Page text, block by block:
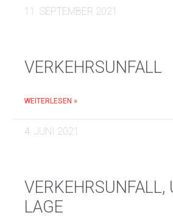
11. SEPTEMBER 2021
VERKEHRSUNFALL
WEITERLESEN »
4. JUNI 2021
VERKEHRSUNFALL,
LAGE